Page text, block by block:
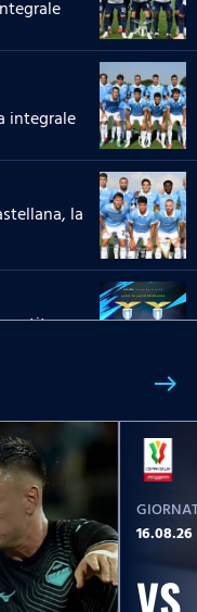
integrale
la
partita
integrale
east
16.08.26
VS